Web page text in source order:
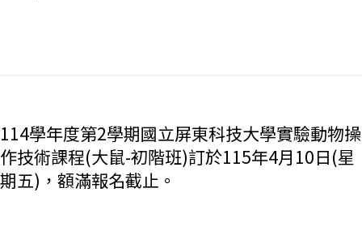
114學年度第2學期國立屏東科技大學實驗動物操
作技術課程(大鼠-初階班)訂於115年4月10日(星
期五)，額滿報名截止。